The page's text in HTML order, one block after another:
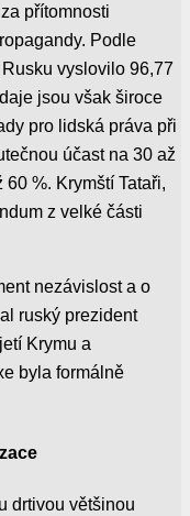
přítomnosti
Podle
vyslovilo 96,77
jsou však široce
pro lidská práva při
účast na 30 až
%. Krymští Tataři,
z velké části
nezávislost a o
ruský prezident
Krymu a
byla formálně
drtivou většinou